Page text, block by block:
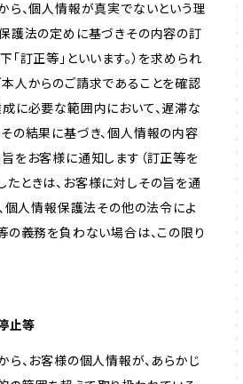
ら、個人情報が真実でないという理
護法の定めに基づきその内容の訂
「訂正等」といいます。）を求められ
人からのご請求であることを確認
に必要な範囲内において、遅滞な
の結果に基づき、個人情報の内容
をお客様に通知します（訂正等を
ときは、お客様に対しその旨を通
、個人情報保護法その他の法令によ
の義務を負わない場合は、この限り
止等
ら、お客様の個人情報が、あらかじ